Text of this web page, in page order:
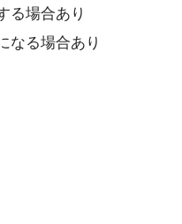
る場合あり
なる場合あり